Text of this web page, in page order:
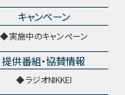
キャンペーン
実施中のキャンペーン
提供番組・協賛情報
ラジオNIKKEI